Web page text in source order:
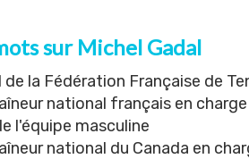
sur Michel Gadal
de la Fédération Française de
national français en
l'équipe masculine
national du Canada en